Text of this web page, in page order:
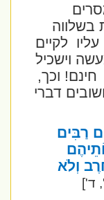
לקיים
וישכיל
וכך,
דברי
רַבִּים
וְלֹא